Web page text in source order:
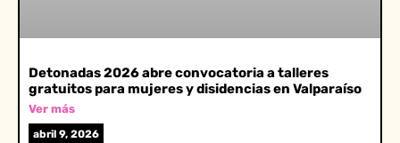
Detonadas 2026 abre convocatoria a talleres
gratuitos para mujeres y disidencias en Valparaíso
Ver más
abril 9, 2026